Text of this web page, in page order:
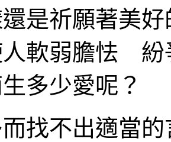
是祈願著美
人軟弱膽怯 紛
多少愛呢？
找不出適當的